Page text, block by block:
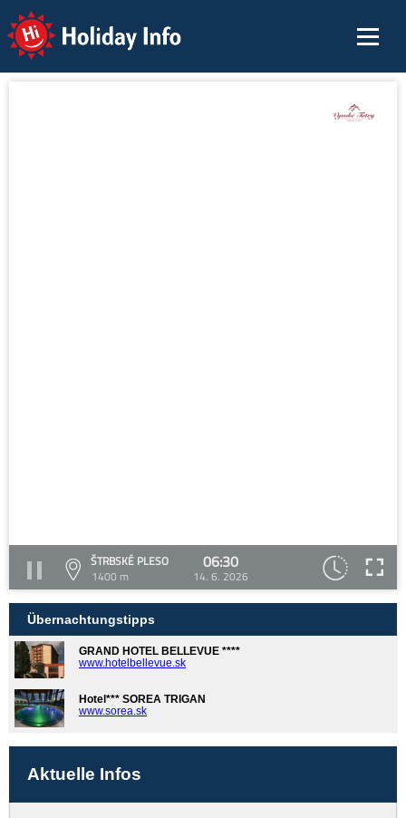
Holiday Info
ŠTRBSKÉ PLESO
1400 m
06:30
14. 6. 2026
Übernachtungstipps
GRAND HOTEL BELLEVUE ****
www.hotelbellevue.sk
Hotel*** SOREA TRIGAN
www.sorea.sk
Aktuelle Infos